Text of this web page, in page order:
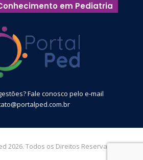
em Pediatria
Fale conosco pelo e-mail
2026. Todos os Direitos Reservados.